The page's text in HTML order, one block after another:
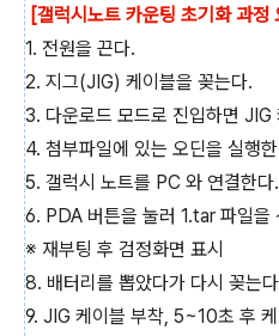
[갤럭시노트 카운팅 초기화 과정
1. 전원을 끈다.
2. 지그(JIG) 케이블을 꽂는다.
3. 다운로드 모드로 진입하면 JIG
4. 첨부파일에 있는 오딘을 실행
5. 갤럭시 노트를 PC 와 연결한다.
6. PDA 버튼을 눌러 1.tar 파일을
※ 재부팅 후 검정화면 표시
8. 배터리를 뽑았다가 다시 꽂는
9. JIG 케이블 부착, 5~10초 후